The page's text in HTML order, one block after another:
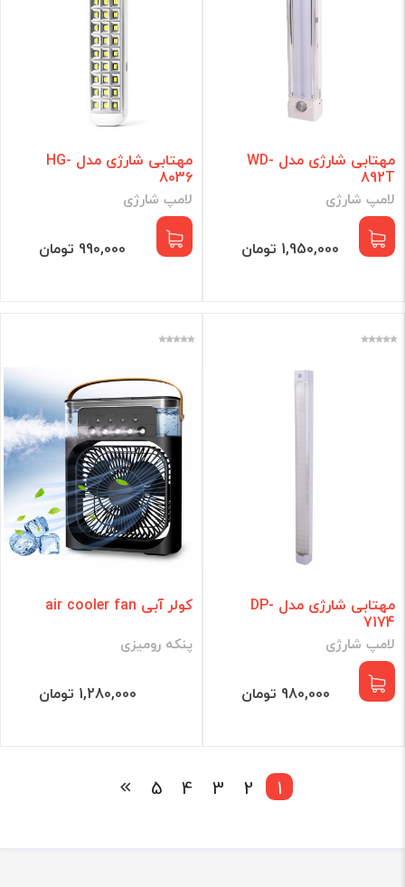
مهتابی شارژی مدل WD-
892T
لامپ شارژی
1,950,000 تومان
مهتابی شارژی مدل HG-
8036
لامپ شارژی
990,000 تومان
مهتابی شارژی مدل DP-
7174
لامپ شارژی
980,000 تومان
کولر آبی air cooler fan
پنکه رومیزی
1,280,000 تومان
1
2
3
4
5